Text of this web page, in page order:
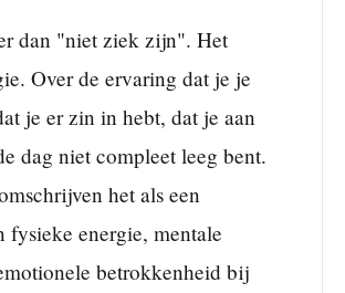
dan "niet ziek zijn". Het
Over de ervaring dat je je
je er zin in hebt, dat je aan
dag niet compleet leeg bent.
het als een
fysieke energie, mentale
betrokkenheid bij